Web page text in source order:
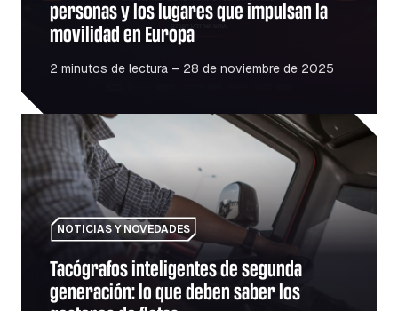
personas y los lugares que impulsan la
movilidad en Europa
2 minutos de lectura – 28 de noviembre de 2025
Tacógrafos inteligentes de segunda generación: lo que
NOTICIAS Y NOVEDADES
Tacógrafos inteligentes de segunda
generación: lo que deben saber los